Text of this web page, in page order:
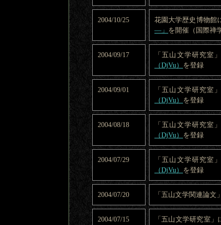
2004/10/25
花園大学歴史博物館
―」 を開催（国際禅
2004/09/17
「五山文学研究室
（DjVu） を登録
2004/09/01
「五山文学研究室
（DjVu） を登録
2004/08/18
「五山文学研究室
（DjVu） を登録
2004/07/29
「五山文学研究室
（DjVu） を登録
2004/07/20 「五山文学関連論文
2004/07/15
「五山文学研究室」